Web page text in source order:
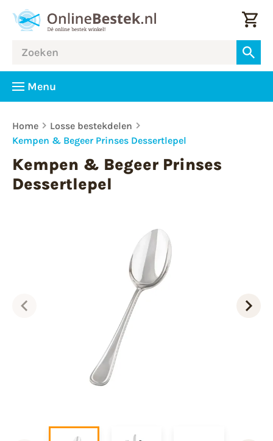
Menu
Home
Losse bestekdelen
Kempen & Begeer Prinses Dessertlepel
Kempen & Begeer Prinses
Dessertlepel